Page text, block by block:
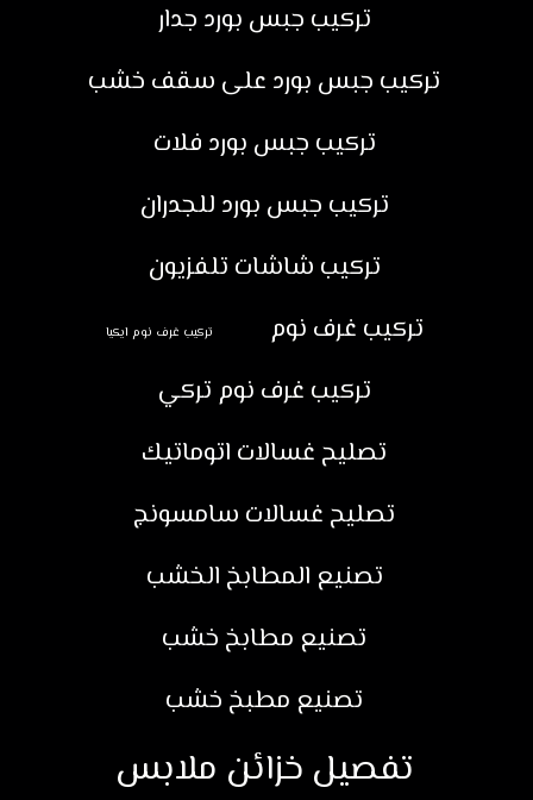
تركيب جبس بورد جدار
تركيب جبس بورد على سقف خشب
تركيب جبس بورد فلات
تركيب جبس بورد للجدران
تركيب شاشات تلفزيون
تركيب غرف نوم
تركيب غرف نوم ايكيا
تركيب غرف نوم تركي
تصليح غسالات اتوماتيك
تصليح غسالات سامسونج
تصنيع المطابخ الخشب
تصنيع مطابخ خشب
تصنيع مطبخ خشب
تفصيل خزائن ملابس